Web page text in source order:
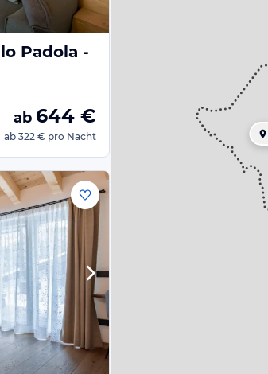
Padola -
ab 644 €
ab 322 € pro Nacht